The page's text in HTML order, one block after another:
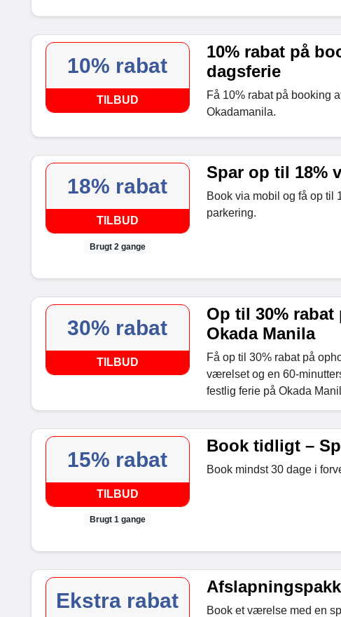
10% rabat
TILBUD
10% rabat på
dagsferie
Få 10% rabat på booking
Okadamanila.
18% rabat
TILBUD
Brugt 2 gange
Spar op til 18%
Book via mobil og få op til
parkering.
30% rabat
TILBUD
Op til 30%
Okada Manila
Få op til 30% rabat på
værelset og en 60-
festlig ferie på Okada
15% rabat
TILBUD
Brugt 1 gange
Book tidligt –
Book mindst 30 dage i
Ekstra rabat
Book et værelse med en